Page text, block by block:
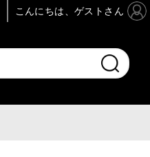
こんにちは、ゲストさん